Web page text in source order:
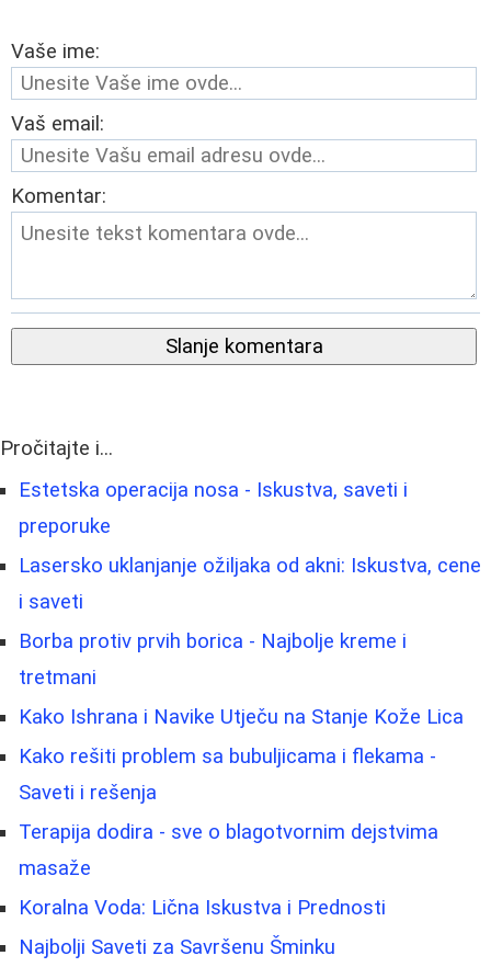
Vaše ime:
Vaš email:
Komentar:
Slanje komentara
Pročitajte i...
Estetska operacija nosa - Iskustva, saveti i
preporuke
Lasersko uklanjanje ožiljaka od akni: Iskustva, cene
i saveti
Borba protiv prvih borica - Najbolje kreme i
tretmani
Kako Ishrana i Navike Utječu na Stanje Kože Lica
Kako rešiti problem sa bubuljicama i flekama -
Saveti i rešenja
Terapija dodira - sve o blagotvornim dejstvima
masaže
Koralna Voda: Lična Iskustva i Prednosti
Najbolji Saveti za Savršenu Šminku